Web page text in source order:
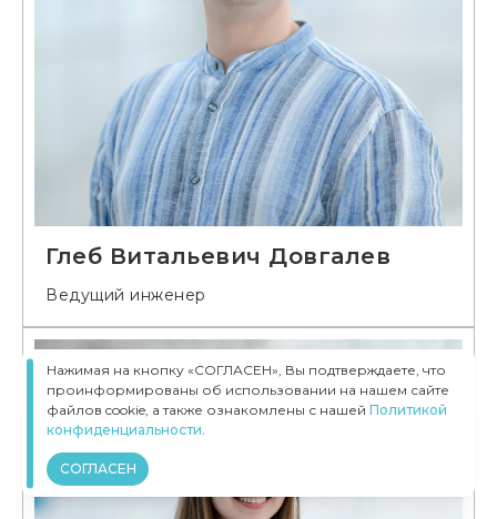
Глеб Витальевич Довгалев
Ведущий инженер
Нажимая на кнопку «СОГЛАСЕН», Вы подтверждаете, что
проинформированы об использовании на нашем сайте
файлов cookie, а также ознакомлены с нашей Политикой
конфиденциальности.
СОГЛАСЕН